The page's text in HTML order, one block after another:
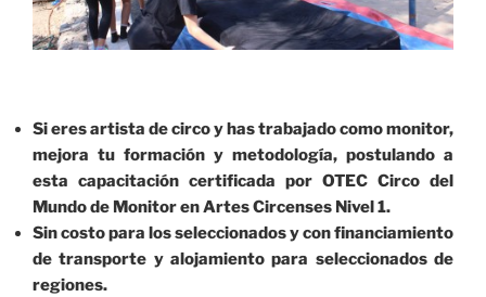
Si eres artista de circo y has trabajado como monitor,
mejora tu formación y metodología, postulando a
esta capacitación certificada por OTEC Circo del
Mundo de Monitor en Artes Circenses Nivel 1.
Sin costo para los seleccionados y con financiamiento
de transporte y alojamiento para seleccionados de
regiones.